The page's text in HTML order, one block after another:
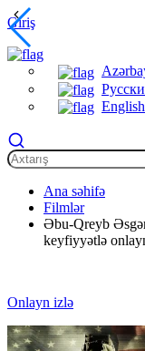
Giriş
English
Ana səhifə
Filmlər
Əbu-Qreyb
keyfiyyətlə
Onlayn izlə